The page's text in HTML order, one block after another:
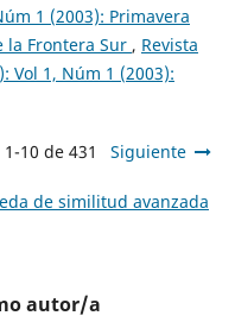
1 (2003): Primavera
la Frontera Sur , Revista
Vol 1, Núm 1 (2003):
1-10 de 431 Siguiente
de similitud avanzada
autor/a